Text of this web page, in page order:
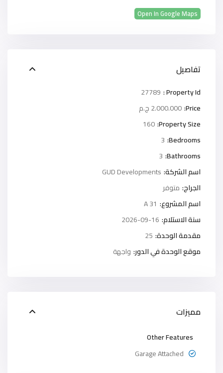
Open In Google Maps
تفاصيل
Property Id :
27789
Price: 2.000.000 ج.م
Property Size:
160
Bedrooms:
3
Bathrooms:
3
اسم الشركة: GUD Developments
الجراج: متوفر
اسم المشروع: A 31
سنة الاستلام: 2026-09-16
مقدمة الوحدة: 25
موقع الوحدة في الدور: واجهة
مميزات
Other Features
Garage Attached